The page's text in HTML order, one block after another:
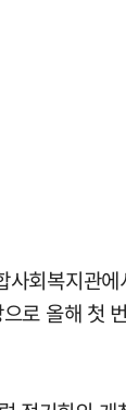
회복지관
로 올해 첫